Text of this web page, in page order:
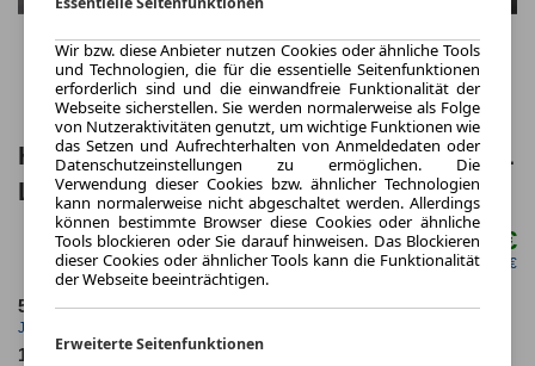
Honda CR-V e:HEV Elegance 2WD FULL
LINK+SHZ+NAVI+RFK
ab mtl.277,00 €
netto mtl. 232,77 €
5.000,0 km
Jahrliche Fahrleistung
24 Monate
10 km
Wir bzw. diese Anbieter nutzen Cookies oder ähnliche Tools
und Technologien, die für die essentielle Seitenfunktionen
erforderlich sind und die einwandfreie Funktionalität der
Webseite sicherstellen. Sie werden normalerweise als Folge
von Nutzeraktivitäten genutzt, um wichtige Funktionen wie
das Setzen und Aufrechterhalten von Anmeldedaten oder
Datenschutzeinstellungen zu ermöglichen. Die
Verwendung dieser Cookies bzw. ähnlicher Technologien
kann normalerweise nicht abgeschaltet werden. Allerdings
können bestimmte Browser diese Cookies oder ähnliche
Tools blockieren oder Sie darauf hinweisen. Das Blockieren
dieser Cookies oder ähnlicher Tools kann die Funktionalität
der Webseite beeinträchtigen.
Erweiterte Seitenfunktionen